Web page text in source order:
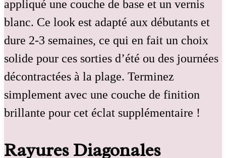
appliqué une couche de base et un vernis
blanc. Ce look est adapté aux débutants et
dure 2-3 semaines, ce qui en fait un choix
solide pour ces sorties d’été ou des journées
décontractées à la plage. Terminez
simplement avec une couche de finition
brillante pour cet éclat supplémentaire !
Rayures Diagonales